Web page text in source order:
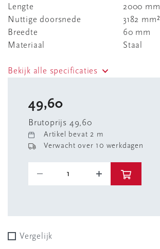
Lengte
2000 mm
Nuttige doorsnede
3182 mm²
Breedte
60 mm
Materiaal
Staal
Bekijk alle specificaties
49,60
Brutoprijs 49,60
Artikel bevat 2 m
Verwacht over 10 werkdagen
Vergelijk